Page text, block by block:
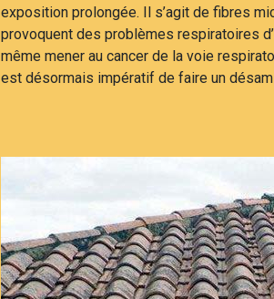
exposition prolongée. Il s’agit de fibres
provoquent des problèmes respiratoires
même mener au cancer de la voie
est désormais impératif de faire un